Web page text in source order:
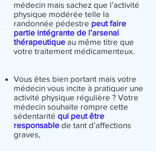
médecin mais sachez que l’activité
physique modérée telle la
randonnée pédestre peut faire
partie intégrante de l’arsenal
thérapeutique au même titre que
votre traitement médicamenteux.
Vous êtes bien portant mais votre
médecin vous incite à pratiquer une
activité physique régulière ? Votre
médecin souhaite rompre cette
sédentarité qui peut être
responsable de tant d’affections
graves,